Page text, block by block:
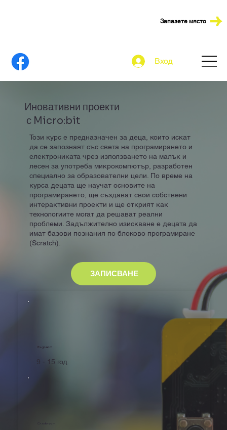
Вход
Запазете място
Иновативни проекти
с Micro:bit
Този курс е предназначен за деца, които искат
да се запознаят със света на програмирането и
електрониката чрез използването на малък и
лесен за употреба микрокомпютър, разработен
специално за образователни цели. По време на
курса децата ще научат основите на
програмирането, ще създават свои собствени
интерактивни проекти и ще открият как
технологиите могат да решават реални
проблеми. Задължително изискване е децата да
имат базови познания по блоково програмиране
(Scratch).
ЗАПИСВАНЕ
Възраст
9 - 15 год.
Сложност